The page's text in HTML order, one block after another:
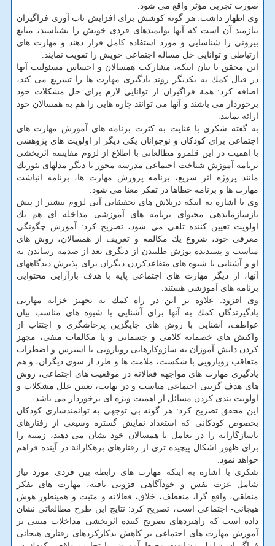
صورت تجربی مؤثر واقع می شود.
وی اظهار داشت: هر گونه كوشش برای افزایش تاب آوری فراگیران
نیازمند آن است كه آنها توانمندهای فردی خویش را بشناسند، منابع
بیرونی را شناسایی و مورد استفاده كامل قرار دهند و مهارت های
ارتباطی و توانایی حل مساله اجتماعی خویش را تقویت نمایند.
این محقق با بیان اینكه، مشاركت همسالان و احساس مسئولیت آنها
در قبال كمك به یكدیگر روند یادگیری مهارت ها را تسریع می كند،
اضافه كرد: همة فراگیران از توانایی لازم برای حل مشكلات خود
برخوردار می باشند و آنها می توانند چاره هایی را هم به همسالان خود
ارائه نمایند.
به گفته شكری با عنایت به كثرت برنامه های آموزش مهارت های
اجتماعی برای كودكان و نوجوانان یكی دیگر از اولویت های پژوهشی
با اهمیت در این قلمرو مطالعاتی با اطلاع از لزوم مقایسه اثربخشی
برنامه آموزش شناخت اجتماعی مدرسه محور با دیگر مدلهای تئوریك
مانند پروژه اثر سریع، برنامه پرورش مهارت ها، برنامه انباشت
مهارت ها و برنامه خطاها در تفكر معنا می شود.
وی با اشاره به اینكه درتلاش های تحقیقاتی آتی لزوم بیشتر از پیش
بازسازماندهی محتوای برنامه های آموزشی مداخله ای هم یك
اولویت تعیین كننده تلقی می شود، تصریح كرد: آموزش چگونگی
معرفی خود، شروع یك مكالمه و تعریف از همسالان، روش های
مناسب و پسندیده پوزش طلبیدن از دیگری بعد از صدمه رساندن به
او و آشنایی با شیوه های متقاعدكردن دیگران برای پذیرش دیدگاههای
آنها، از دیگر مهارت های اجتماعی پایه با هدف بازآرایی محتوایی
برنامه های آموزشی هستند.
وی افزود: علاوه بر این در راه كمك به تجهیز خزانة مهارتی
یادگیرندگان كمك به آنها برای آشنایی با شیوه های مناسب بیان
عواطف، آشنایی با روش های جایگزین پرخاشگری و اجتناب از
واكنش های خصمانه كلامی و جسمانی و یا مكالمات منفی، مجهز
كردن دانش آموزان به سازوكارهایی رویارویی با استرس و اضطراب
متعاقب رویارویی با شكست، ملامت ها و طرد از سوی دیگران، و هم
یادگیری مهارت های مواجهه فعالانه در موقعیت های اجتماعی، روش
های هدف گزینی اجتماعی مناسب و در نهایت، تعیین علل مشكلات و
اولویت بندی كردن مسائل از اهمیت ویژه ای برخوردار می باشد.
این محقق تصریح كرد: هر گونه بی توجهی به توانمندسازی كودكان
بخصوص كودكانی كه استعداد نمایش گستره وسیعی از رفتارهای
ناسازگارانه را در تعامل با همسالان خود نشان می دهند، زمینه را
برای ظهور اشكال پیچیده تری از رفتارهای بزهكارانة در آینده فراهم
خواهد نمود.
شكری با اشاره به اینكه مهارت های رابطه بین فردی مورد نیاز
شامل عزت نفس و خودآگاهی فزونی یافته، مهارت های تفكر
منطقی، واقع گرا، منعطف، خلاق، فعالانه و مثبت و همینطور هوش
هیجانی- اجتماعی است، تصریح كرد: نتایج این طرح مطالعاتی نشان
داده است كه راهبردهای تصریح كننده اثربخشی مداخلات مبتنی بر
آموزش مهارت های اجتماعی بر كاهش بدكاركردهای رفتاری هیجانی